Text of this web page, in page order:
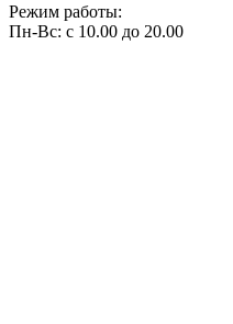
Режим работы:
Пн-Вс: с 10.00 до 20.00